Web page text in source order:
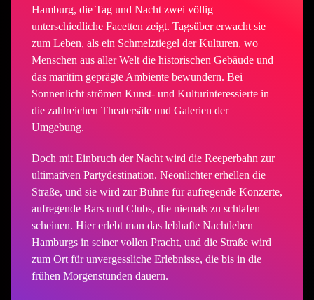
Hamburg, die Tag und Nacht zwei völlig
unterschiedliche Facetten zeigt. Tagsüber erwacht sie
zum Leben, als ein Schmelztiegel der Kulturen, wo
Menschen aus aller Welt die historischen Gebäude und
das maritim geprägte Ambiente bewundern. Bei
Sonnenlicht strömen Kunst- und Kulturinteressierte in
die zahlreichen Theatersäle und Galerien der
Umgebung.
Doch mit Einbruch der Nacht wird die Reeperbahn zur
ultimativen Partydestination. Neonlichter erhellen die
Straße, und sie wird zur Bühne für aufregende Konzerte,
aufregende Bars und Clubs, die niemals zu schlafen
scheinen. Hier erlebt man das lebhafte Nachtleben
Hamburgs in seiner vollen Pracht, und die Straße wird
zum Ort für unvergessliche Erlebnisse, die bis in die
frühen Morgenstunden dauern.